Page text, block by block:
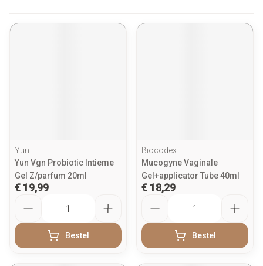
Yun
Yun Vgn Probiotic Intieme
Gel Z/parfum 20ml
€ 19,99
Bestel
Biocodex
Mucogyne Vaginale
Gel+applicator Tube 40ml
€ 18,29
Bestel